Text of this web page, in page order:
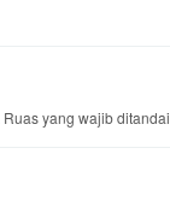
Ruas yang wajib ditandai